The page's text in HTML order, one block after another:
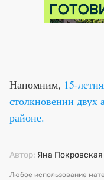
Напомним, 15-
столкновении двух
районе.
Автор: Яна Покровская
Любое использование